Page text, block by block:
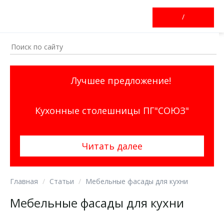
/
Лучшее предложение!
Кухонные столешницы ПГ"СОЮЗ"
Читать далее
Главная Статьи Мебельные фасады для кухни
Мебельные фасады для кухни